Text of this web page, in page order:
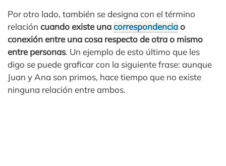
Por otro lado, también se designa con el término
relación cuando existe unacorrespondenciao
conexión entre una cosa respecto de otra o mismo
entre personas. Un ejemplo de esto último que les
digo se puede graficar con la siguiente frase: aunque
Juan y Ana son primos, hace tiempo que no existe
ninguna relación entre ambos.